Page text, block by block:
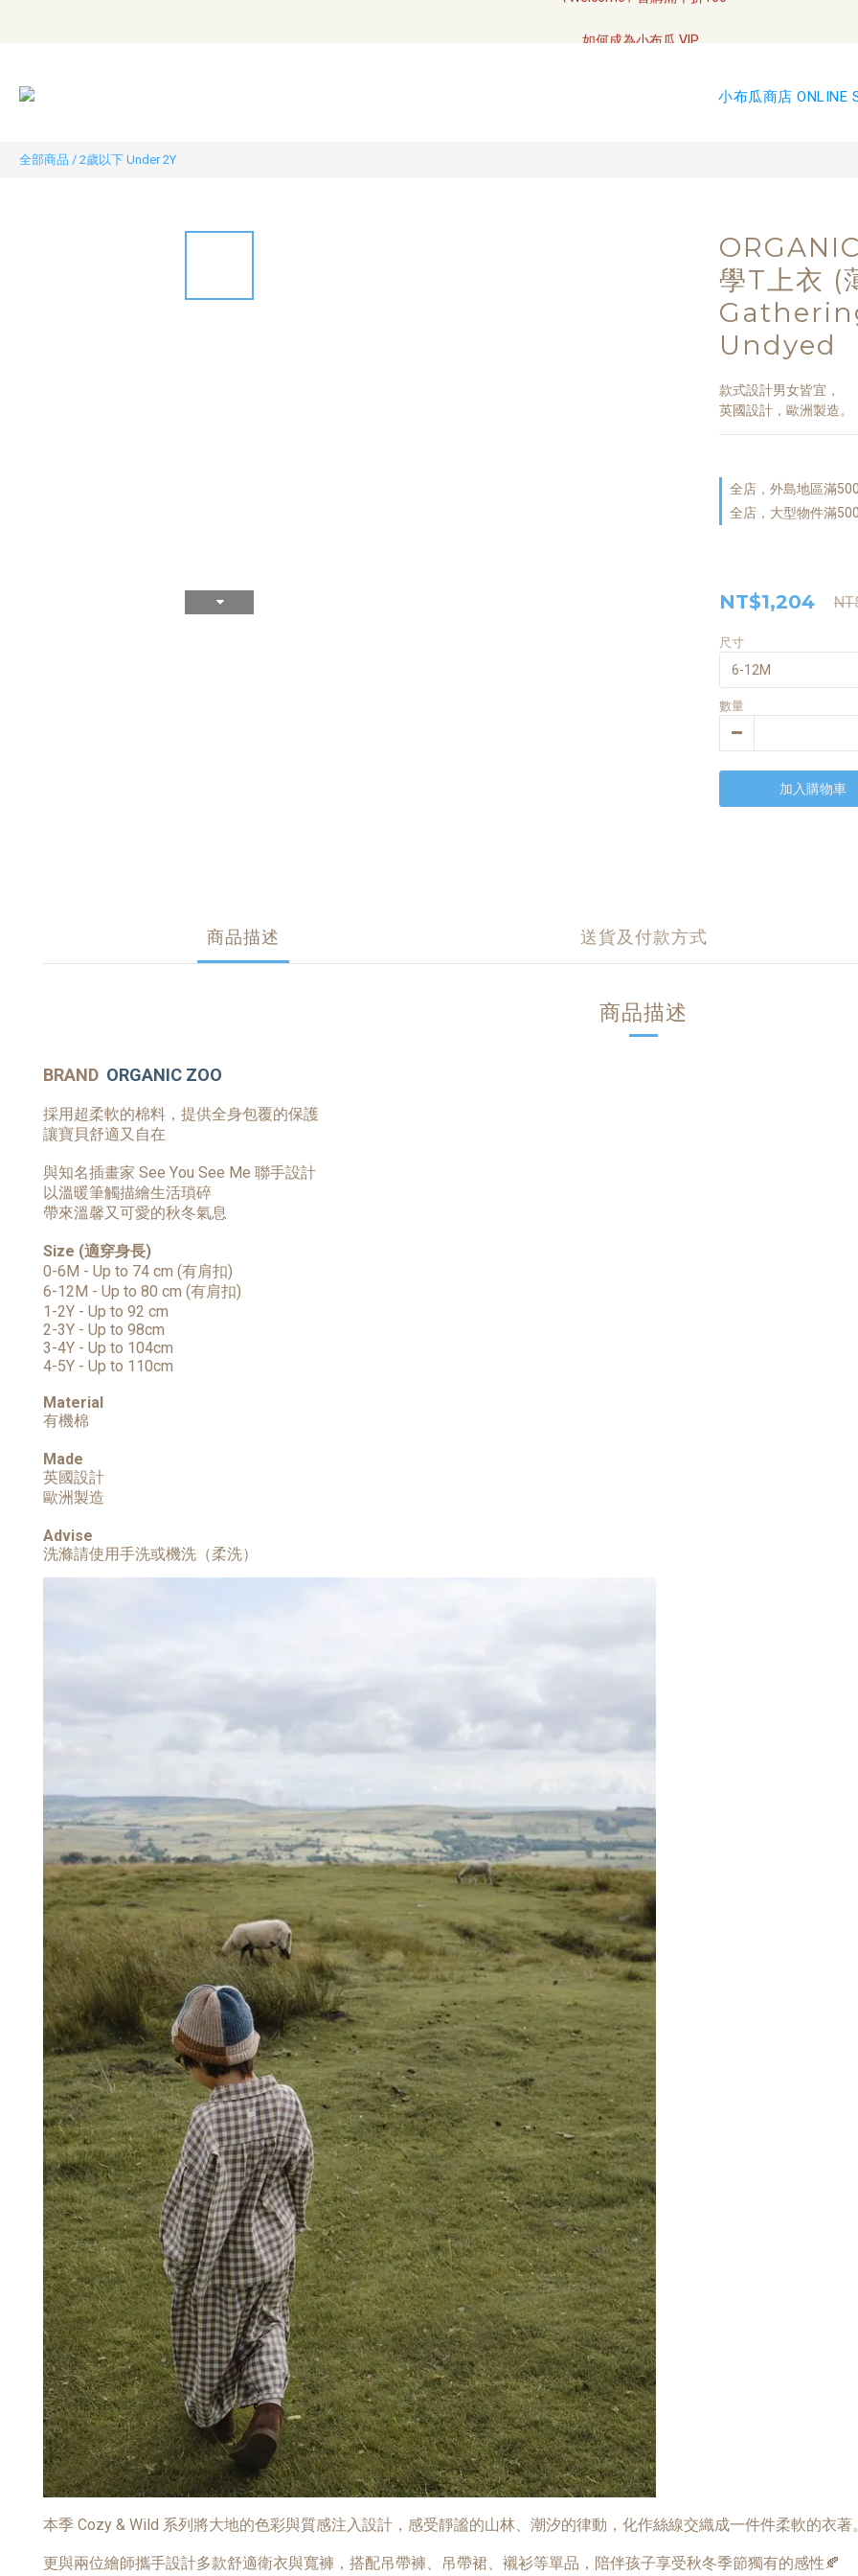
小布瓜商店 ONLINE
全部商品 / 2歲以下 Under 2Y
學T上衣
Undyed
款式設計男女皆宜，
英國設計，歐洲製造。
全店，外島地區滿
全店，大型物件滿
NT$1,204
尺寸
數量
加入購物車
商品描述 送貨及付款方式
商品描述
BRAND ORGANIC ZOO
採用超柔軟的棉料， 提供全身包覆的保護
讓寶貝舒適又自在
與知名插畫家 See You See Me 聯手設計
以溫暖筆觸描繪生活瑣碎
帶來溫馨又可愛的秋冬氣息
Size (適穿身長)
0-6M - Up to 74 cm (有肩扣)
6-12M - Up to 80 cm (有肩扣)
1-2Y - Up to 92 cm
2-3Y - Up to 98cm
3-4Y - Up to 104cm
4-5Y - Up to 110cm
Material
有機棉
Made
英國設計
歐洲製造
Advise
洗滌請使用手洗或機洗（柔洗）
本季 Cozy & Wild 系列將大地的色彩與質感注入設計，感受靜謐的山林、潮汐的律動，化作絲線交織成一件件柔軟的衣著
更與兩位繪師攜手設計多款舒適衛衣與寬褲，搭配吊帶褲、吊帶裙、襯衫等單品，陪伴孩子享受秋冬季節獨有的感性🍂